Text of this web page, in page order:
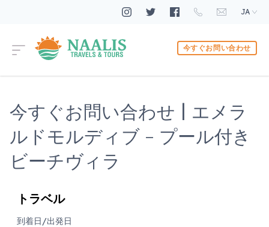
JA
今すぐお問い合わせ
今すぐお問い合わせ | エメラ
ルドモルディブ - プール付き
ビーチヴィラ
トラベル
到着日/出発日